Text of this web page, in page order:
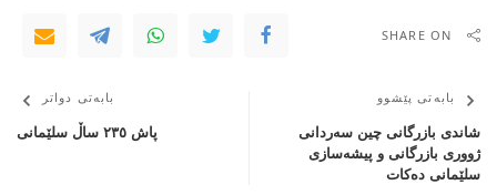
SHARE ON
بابەتی پێشوو
شاندی بازرگانی چین سه‌ردانی
ژووری بازرگانی و پیشه‌سازی
سلێمانی ده‌كات
بابەتی دواتر
پاش ٢٣٥ ساڵ سلێمانی